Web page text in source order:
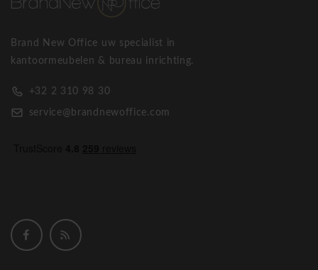
Brand New Office uw specialist in
kantoormeubelen & bureau inrichting.
+32 2 310 98 30
service@brandnewoffice.com